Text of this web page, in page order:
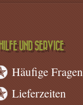
HILFE UND SERVICE
Häufige Fragen
Lieferzeiten